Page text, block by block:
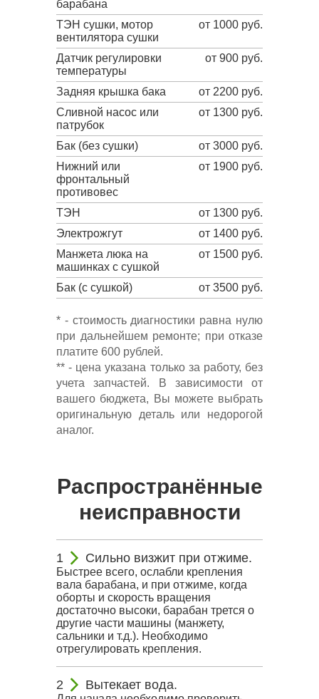
барабана
ТЭН сушки, мотор
вентилятора сушки
от 1000 руб.
Датчик регулировки
температуры
от 900 руб.
Задняя крышка бака
от 2200 руб.
Сливной насос или
патрубок
от 1300 руб.
Бак (без сушки)
от 3000 руб.
Нижний или
фронтальный
противовес
от 1900 руб.
ТЭН
от 1300 руб.
Электрожгут
от 1400 руб.
Манжета люка на
машинках с сушкой
от 1500 руб.
Бак (с сушкой) от 3500 руб.
* - стоимость диагностики равна нулю
при дальнейшем ремонте; при отказе
платите 600 рублей.
** - цена указана только за работу, без
учета запчастей. В зависимости от
вашего бюджета, Вы можете выбрать
оригинальную деталь или недорогой
аналог.
Распространённые
неисправности
Сильно визжит при отжиме.
Быстрее всего, ослабли крепления
вала барабана, и при отжиме, когда
оборты и скорость вращения
достаточно высоки, барабан трется о
другие части машины (манжету,
сальники и т.д.). Необходимо
отрегулировать крепления.
Вытекает вода.